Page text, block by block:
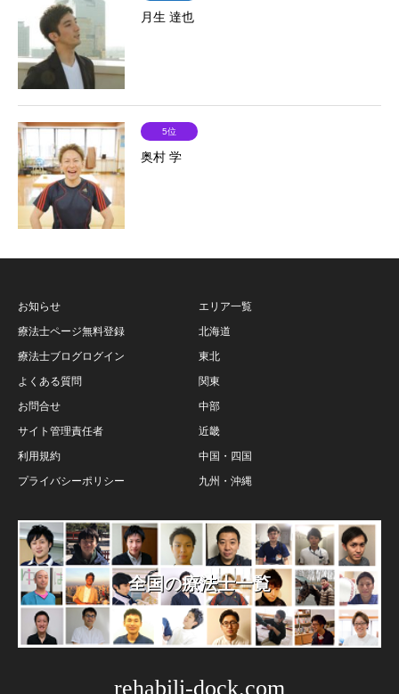
月生 達也
5位
奥村 学
お知らせ
療法士ページ無料登録
療法士ブログログイン
よくある質問
お問合せ
サイト管理責任者
利用規約
プライバシーポリシー
エリア一覧
北海道
東北
関東
中部
近畿
中国・四国
九州・沖縄
全国の療法士一覧
rehabili-dock.com